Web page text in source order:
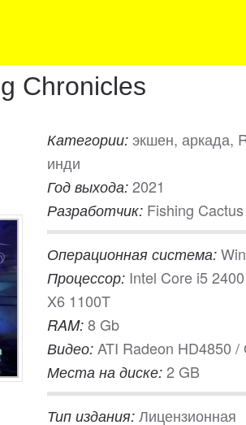
Chronicles
Категории: экшен, аркада,
инди
Год выхода: 2021
Разработчик: Fishing Cactus
Операционная система:
Процессор: Intel Core i5
X6 1100T
RAM: 8 Gb
Видео: ATI Radeon HD4850
Места на диске: 2 GB
Тип издания: Лицензионная